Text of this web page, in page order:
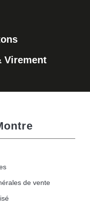
Virement
de vente